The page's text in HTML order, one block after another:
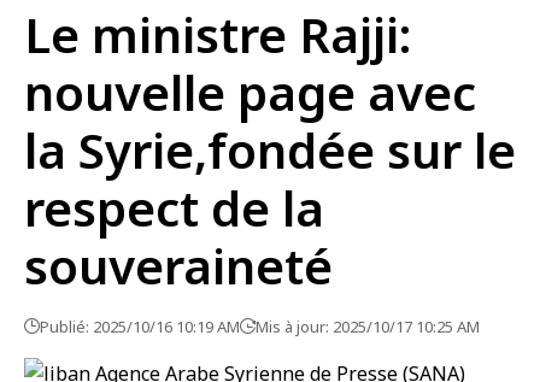
Le ministre Rajji:
nouvelle page avec
la Syrie,fondée sur le
respect de la
souveraineté
Publié: 2025/10/16 10:19 AM Mis à jour: 2025/10/17 10:25 AM